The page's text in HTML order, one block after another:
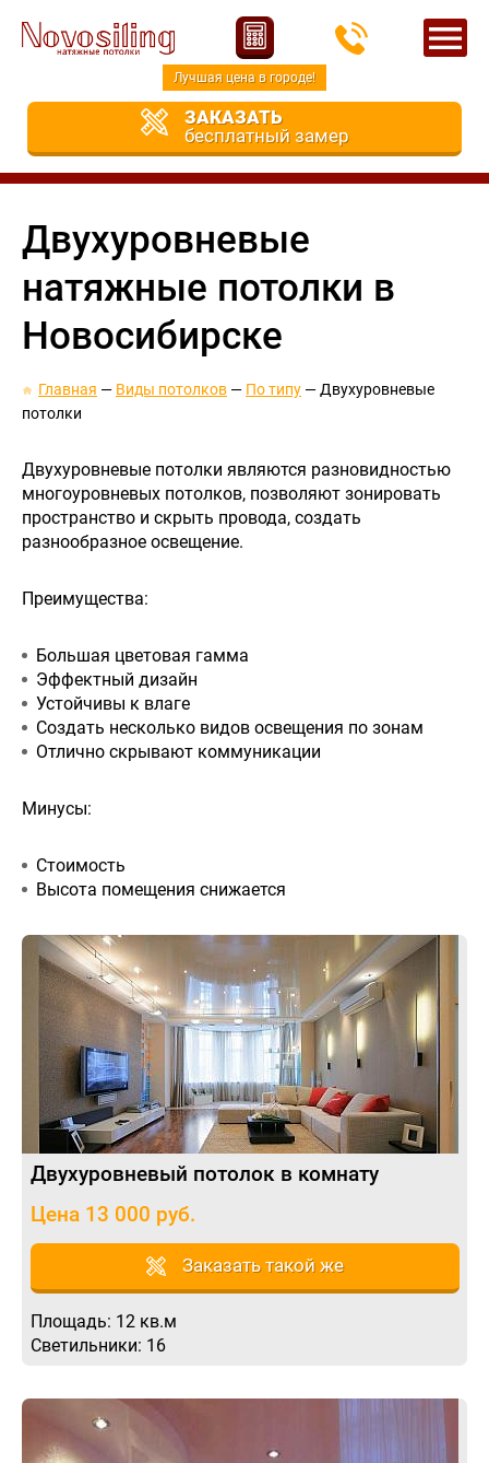
Лучшая цена в городе!
ЗАКАЗАТЬ
бесплатный замер
Двухуровневые
натяжные потолки в
Новосибирске
Главная Виды потолков По типу
Двухуровневые
потолки
Двухуровневые потолки являются разновидностью
многоуровневых потолков, позволяют зонировать
пространство и скрыть провода, создать
разнообразное освещение.
Преимущества:
Большая цветовая гамма
Эффектный дизайн
Устойчивы к влаге
Создать несколько видов освещения по зонам
Отлично скрывают коммуникации
Минусы:
Стоимость
Высота помещения снижается
Двухуровневый потолок в комнату
Цена 13 000 руб.
Заказать такой же
Площадь: 12 кв.м
Светильники: 16